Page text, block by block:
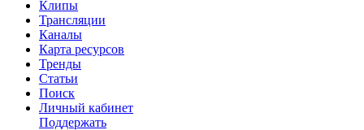
Клипы
Трансляции
Каналы
Карта ресурсов
Тренды
Статьи
Поиск
Личный кабинет
Поддержать